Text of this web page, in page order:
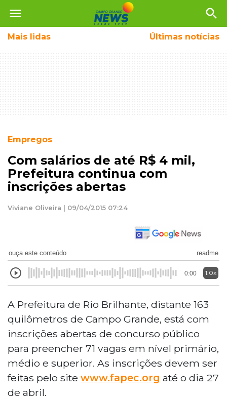
menu search
Mais lidas Últimas notícias
Empregos
Com salários de até R$ 4 mil,
Prefeitura continua com
inscrições abertas
Viviane Oliveira | 09/04/2015 07:24
ouça este conteúdo readme
0:00 1.0x
A Prefeitura de Rio Brilhante, distante 163
quilômetros de Campo Grande, está com
inscrições abertas de concurso público
para preencher 71 vagas em nível primário,
médio e superior. As inscrições devem ser
feitas pelo site www.fapec.org até o dia 27
de abril.